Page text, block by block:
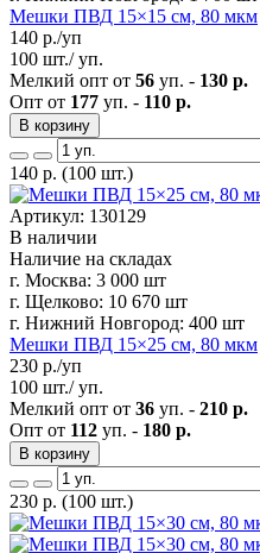
Мешки ПВД 15×15 см, 80 мкм
140 р./уп
100 шт./ уп.
Мелкий опт от 56 уп. - 130 р.
Опт от 177 уп. - 110 р.
В корзину
140 р. (100 шт.)
Артикул: 130129
В наличии
Наличие на складах
г. Москва: 3 000 шт
г. Щелково: 10 670 шт
г. Нижний Новгород: 400 шт
Мешки ПВД 15×25 см, 80 мкм
230 р./уп
100 шт./ уп.
Мелкий опт от 36 уп. - 210 р.
Опт от 112 уп. - 180 р.
В корзину
230 р. (100 шт.)